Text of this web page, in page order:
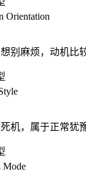
Orientation
别麻烦，动机比
机，属于正常犹豫
Mode